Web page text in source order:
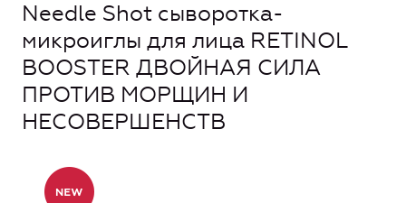
Needle Shot сыворотка-
микроиглы для лица RETINOL
BOOSTER ДВОЙНАЯ СИЛА
ПРОТИВ МОРЩИН И
НЕСОВЕРШЕНСТВ